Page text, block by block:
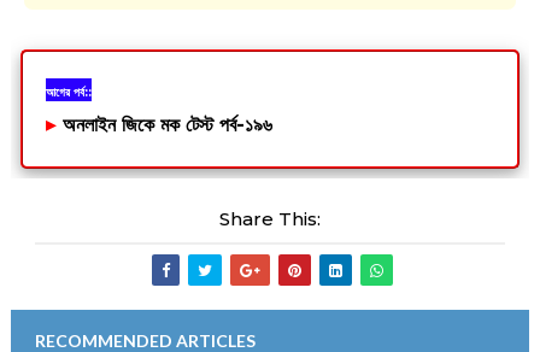
আগের পর্ব::
▸ অনলাইন জিকে মক টেস্ট পর্ব-১৯৬
Share This:
RECOMMENDED ARTICLES